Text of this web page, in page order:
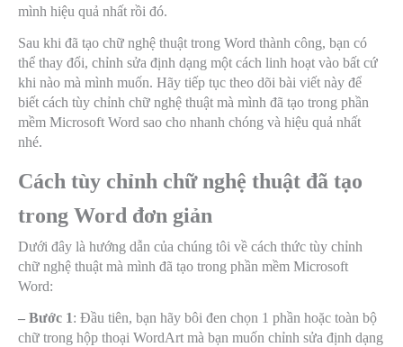
mình hiệu quả nhất rồi đó.
Sau khi đã tạo chữ nghệ thuật trong Word thành công, bạn có
thể thay đổi, chỉnh sửa định dạng một cách linh hoạt vào bất cứ
khi nào mà mình muốn. Hãy tiếp tục theo dõi bài viết này để
biết cách tùy chỉnh chữ nghệ thuật mà mình đã tạo trong phần
mềm Microsoft Word sao cho nhanh chóng và hiệu quả nhất
nhé.
Cách tùy chỉnh chữ nghệ thuật đã tạo
trong Word đơn giản
Dưới đây là hướng dẫn của chúng tôi về cách thức tùy chỉnh
chữ nghệ thuật mà mình đã tạo trong phần mềm Microsoft
Word:
– Bước 1: Đầu tiên, bạn hãy bôi đen chọn 1 phần hoặc toàn bộ
chữ trong hộp thoại WordArt mà bạn muốn chỉnh sửa định dạng